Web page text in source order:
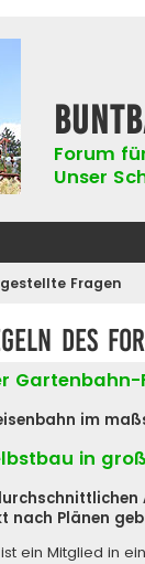
Forum
Unser
Fragen
des
im
in
nach Plänen
ein Mitglied in